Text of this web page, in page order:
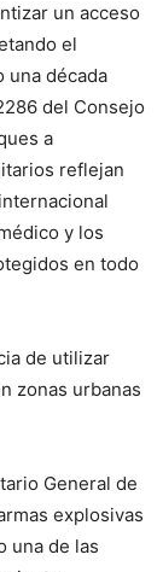
un acceso
el
una década
del Consejo
a
reflejan
y los
en todo
de utilizar
zonas urbanas
General de
explosivas
una de las